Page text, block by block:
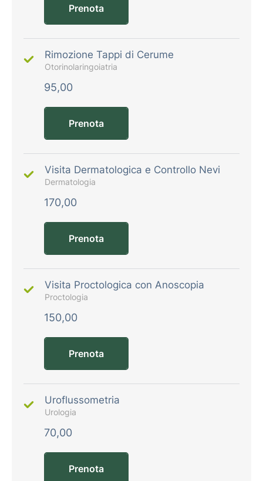
Prenota
Rimozione Tappi di Cerume
Otorinolaringoiatria
95,00
Prenota
Visita Dermatologica e Controllo Nevi
Dermatologia
170,00
Prenota
Visita Proctologica con Anoscopia
Proctologia
150,00
Prenota
Uroflussometria
Urologia
70,00
Prenota